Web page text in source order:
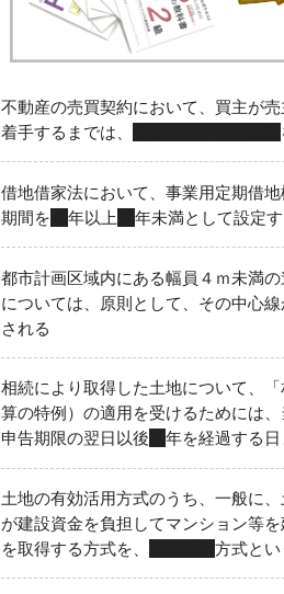
不動産の売買契約において、買主が
着手するまでは、
借地借家法において、事業用定期借
期間を
年以上 年未満として設定
都市計画区域内にある幅員４ｍ未満
については、原則として、その中心
される
相続により取得した土地について、
算の特例）の適用を受けるためには
申告期限の翌日以後
年を経過する
土地の有効活用方式のうち、一般に
が建設資金を負担してマンション等
を取得する方式を、
方式とい